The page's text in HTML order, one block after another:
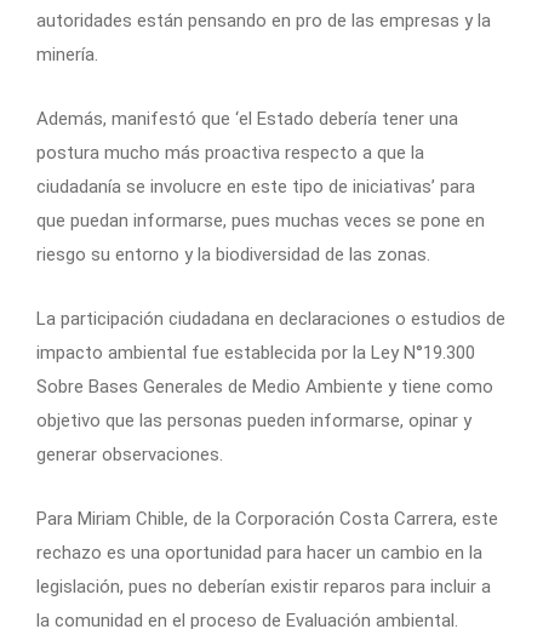
autoridades están pensando en pro de las empresas y la
minería.
Además, manifestó que ‘el Estado debería tener una
postura mucho más proactiva respecto a que la
ciudadanía se involucre en este tipo de iniciativas’ para
que puedan informarse, pues muchas veces se pone en
riesgo su entorno y la biodiversidad de las zonas.
La participación ciudadana en declaraciones o estudios de
impacto ambiental fue establecida por la Ley N°19.300
Sobre Bases Generales de Medio Ambiente y tiene como
objetivo que las personas pueden informarse, opinar y
generar observaciones.
Para Miriam Chible, de la Corporación Costa Carrera, este
rechazo es una oportunidad para hacer un cambio en la
legislación, pues no deberían existir reparos para incluir a
la comunidad en el proceso de Evaluación ambiental.